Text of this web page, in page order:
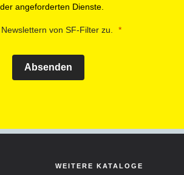
angeforderten Dienste.
von SF-Filter zu.
Absenden
WEITERE KATALOGE